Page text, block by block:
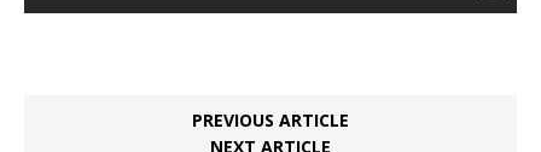
PREVIOUS ARTICLE
NEXT ARTICLE